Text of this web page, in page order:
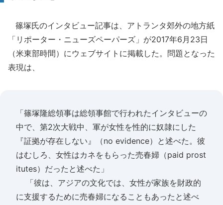
篠塚氏のインタビュー記事は、アトランタ郊外の地方紙
「リポーター・ニューズペーパーズ」が2017年6月23日
（米東部時間）にウェブサイトに掲載した。問題となった
表現は、
「篠塚隆総領事は総領事館で行われたインタビューの
中で、第2次大戦中、軍が女性を性的に奴隷にした
『証拠が存在しない』（no evidence）と述べた。彼
はむしろ、女性はカネをもらった売春婦（paid prost
itutes）だったと述べた」
「彼は、アジアの文化では、女性が家族を財政的
に支援するために売春婦になることもあったと述べ